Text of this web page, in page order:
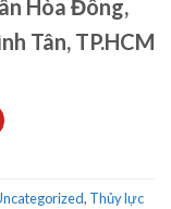
Hòa Đông,
Tân, TP.HCM
, Thủy lực